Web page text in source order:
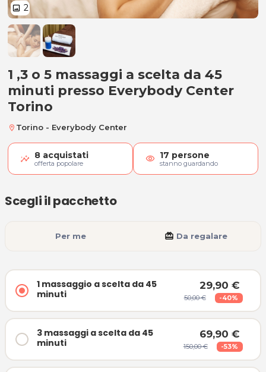
image 2
1 ,3 o 5 massaggi a scelta da 45
1 ,3 o 5 massaggi a scelta da 45
minuti presso Everybody Center
Torino
location_on Torino - Everybody Center
8 acquistati
offerta popolare visibility 17 persone
stanno guardando
1 massaggio a scelta da 45
minuti
29,90 €
50,00 € -40%
3 massaggi a scelta da 45
minuti
69,90 €
150,00 € -53%
Scegli il pacchetto
Per me card_giftcard Da regalare